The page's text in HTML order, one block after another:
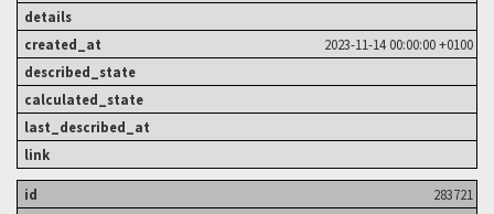
2023-11-14 00:00:00 +0100
283721